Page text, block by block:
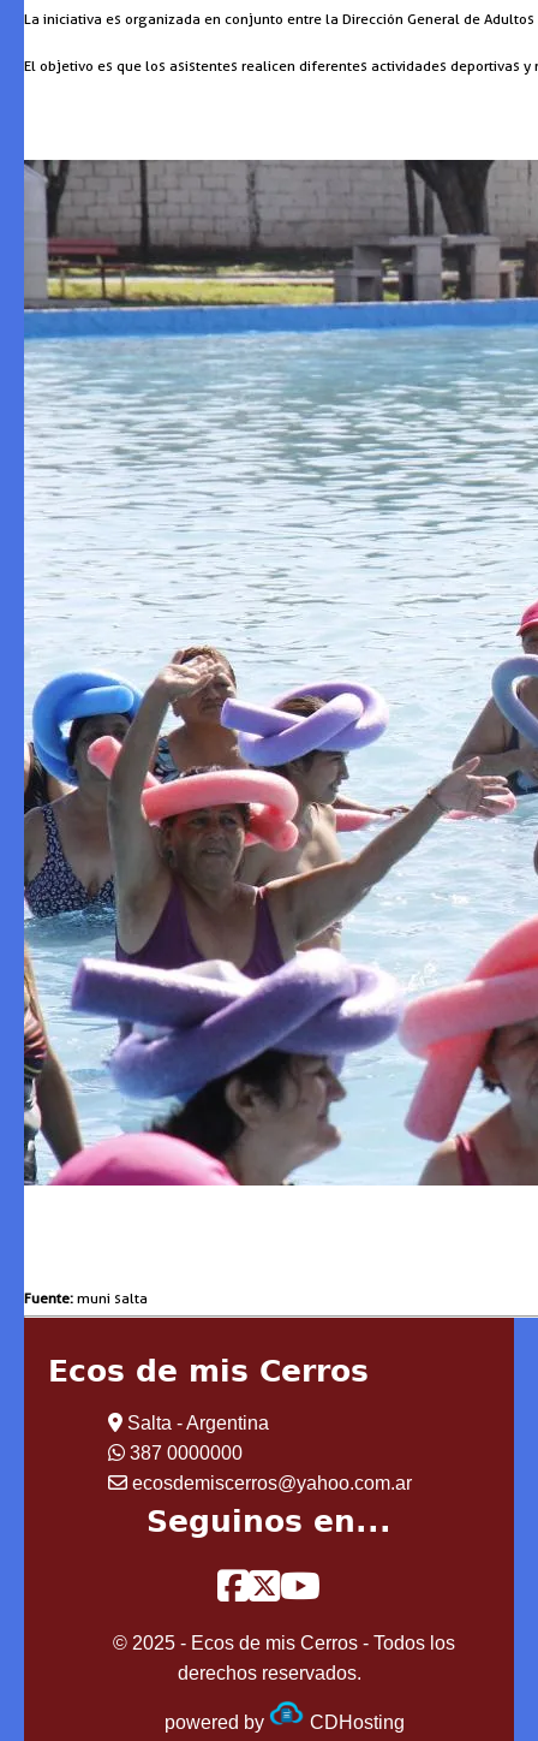
La iniciativa es organizada en conjunto entre la Dirección General de
El objetivo es que los asistentes realicen diferentes actividades deportivas
Fuente: muni salta
Ecos de mis Cerros
Salta - Argentina
387 0000000
ecosdemiscerros@yahoo.com.ar
Seguinos en...
© 2025 - Ecos de mis Cerros - Todos los
derechos reservados.
powered by CDHosting